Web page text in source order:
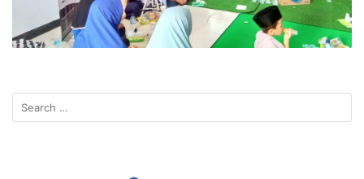
Search
for: